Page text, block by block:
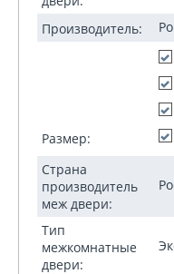
Производитель:
Размер:
Страна
производитель
меж двери:
Тип
межкомнатные
двери: